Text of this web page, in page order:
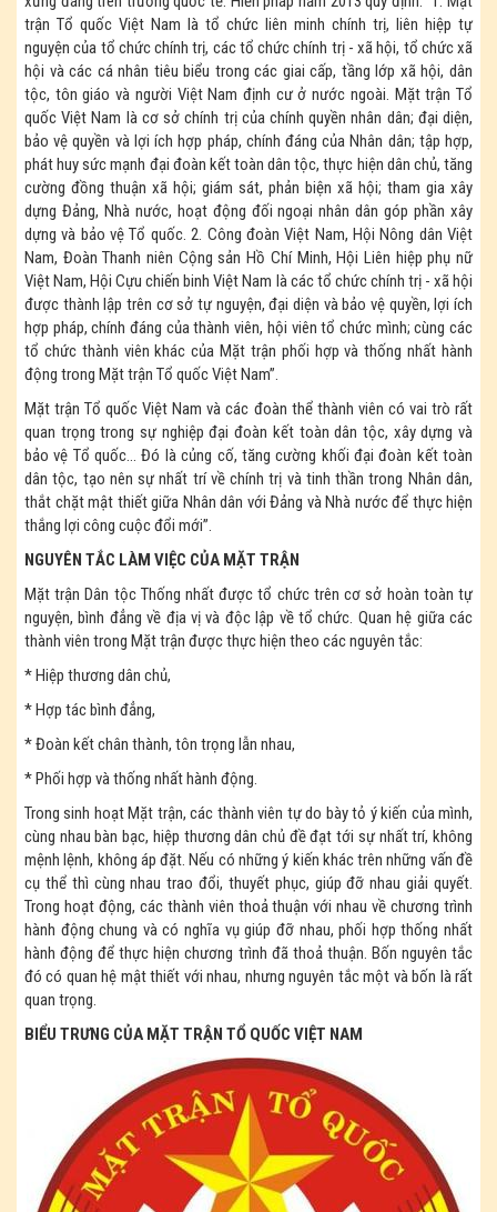
trận Tổ quốc Việt Nam là tổ chức liên minh chính trị, liên hiệp tự
nguyện của tổ chức chính trị, các tổ chức chính trị - xã hội, tổ chức xã
hội và các cá nhân tiêu biểu trong các giai cấp, tầng lớp xã hội, dân
tộc, tôn giáo và người Việt Nam định cư ở nước ngoài. Mặt trận Tổ
quốc Việt Nam là cơ sở chính trị của chính quyền nhân dân; đại diện,
bảo vệ quyền và lợi ích hợp pháp, chính đáng của Nhân dân; tập hợp,
phát huy sức mạnh đại đoàn kết toàn dân tộc, thực hiện dân chủ, tăng
cường đồng thuận xã hội; giám sát, phản biện xã hội; tham gia xây
dựng Đảng, Nhà nước, hoạt động đối ngoại nhân dân góp phần xây
dựng và bảo vệ Tổ quốc. 2. Công đoàn Việt Nam, Hội Nông dân Việt
Nam, Đoàn Thanh niên Cộng sản Hồ Chí Minh, Hội Liên hiệp phụ nữ
Việt Nam, Hội Cựu chiến binh Việt Nam là các tổ chức chính trị - xã hội
được thành lập trên cơ sở tự nguyện, đại diện và bảo vệ quyền, lợi ích
hợp pháp, chính đáng của thành viên, hội viên tổ chức mình; cùng các
tổ chức thành viên khác của Mặt trận phối hợp và thống nhất hành
động trong Mặt trận Tổ quốc Việt Nam”.
Mặt trận Tổ quốc Việt Nam và các đoàn thể thành viên có vai trò rất
quan trọng trong sự nghiệp đại đoàn kết toàn dân tộc, xây dựng và
bảo vệ Tổ quốc... Đó là củng cố, tăng cường khối đại đoàn kết toàn
dân tộc, tạo nên sự nhất trí về chính trị và tinh thần trong Nhân dân,
thắt chặt mật thiết giữa Nhân dân với Đảng và Nhà nước để thực hiện
thắng lợi công cuộc đổi mới”.
NGUYÊN TẮC LÀM VIỆC CỦA MẶT TRẬN
Mặt trận Dân tộc Thống nhất được tổ chức trên cơ sở hoàn toàn tự
nguyện, bình đẳng về địa vị và độc lập về tổ chức. Quan hệ giữa các
thành viên trong Mặt trận được thực hiện theo các nguyên tắc:
* Hiệp thương dân chủ,
* Hợp tác bình đẳng,
* Đoàn kết chân thành, tôn trọng lẫn nhau,
* Phối hợp và thống nhất hành động.
Trong sinh hoạt Mặt trận, các thành viên tự do bày tỏ ý kiến của mình,
cùng nhau bàn bạc, hiệp thương dân chủ đề đạt tới sự nhất trí, không
mệnh lệnh, không áp đặt. Nếu có những ý kiến khác trên những vấn đề
cụ thể thì cùng nhau trao đổi, thuyết phục, giúp đỡ nhau giải quyết.
Trong hoạt động, các thành viên thoả thuận với nhau về chương trình
hành động chung và có nghĩa vụ giúp đỡ nhau, phối hợp thống nhất
hành động để thực hiện chương trình đã thoả thuận. Bốn nguyên tắc
đó có quan hệ mật thiết với nhau, nhưng nguyên tắc một và bốn là rất
quan trọng.
BIỂU TRƯNG CỦA MẶT TRẬN TỔ QUỐC VIỆT NAM